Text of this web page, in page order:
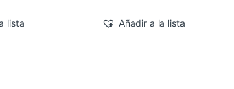
lista Añadir a la lista